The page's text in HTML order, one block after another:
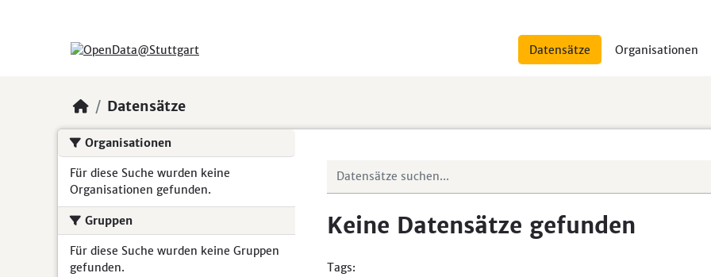
Datensätze Organisationen
Datensätze
Organisationen
Für diese Suche wurden keine
Organisationen gefunden.
Gruppen
Für diese Suche wurden keine Gruppen
gefunden.
Keine Datensätze gefunden
Tags: